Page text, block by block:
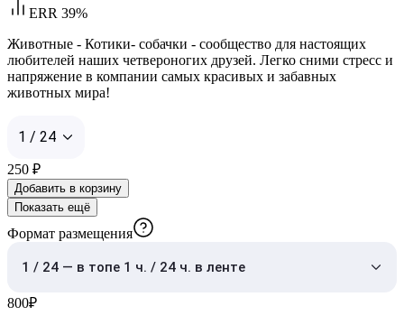
ERR 39%
Животные - Котики- собачки - сообщество для настоящих
любителей наших четвероногих друзей. Легко сними стресс и
напряжение в компании самых красивых и забавных
животных мира!
1 / 24
250 ₽
Добавить в корзину
Показать ещё
Формат размещения
1 / 24 — в топе 1 ч. / 24 ч. в ленте
800₽